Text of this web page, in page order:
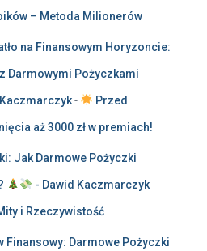
– Metoda Milionerów
na Finansowym Horyzoncie:
Darmowymi Pożyczkami
- Przed
aż 3000 zł w premiach!
Jak Darmowe Pożyczki
- Dawid Kaczmarczyk-
i Rzeczywistość
Finansowy: Darmowe Pożyczki